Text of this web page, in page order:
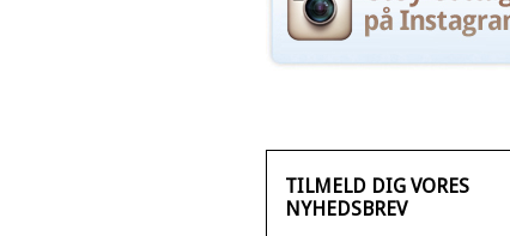
TILMELD DIG VORES
NYHEDSBREV